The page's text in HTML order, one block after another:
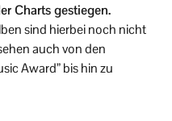
Charts gestiegen.
sind hierbei noch nicht
auch von den
Award” bis hin zu